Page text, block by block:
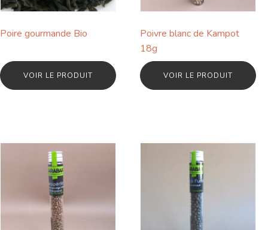
Poire gourmande Bio
VOIR LE PRODUIT
Poivre blanc de Kampot
18g
VOIR LE PRODUIT